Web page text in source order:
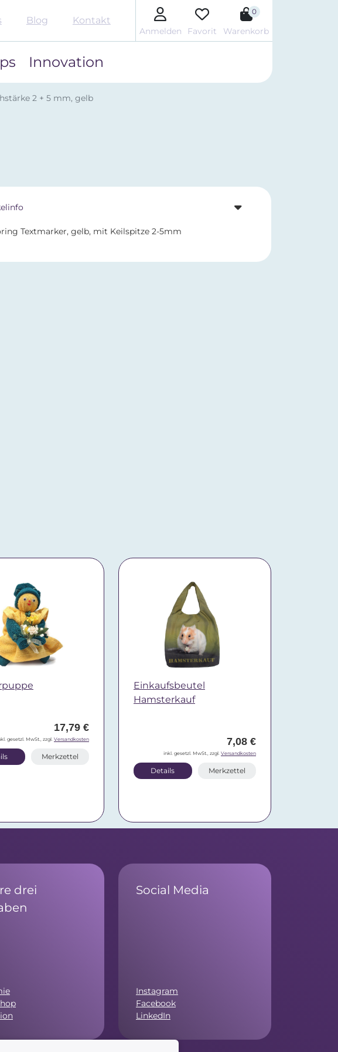
Blog Kontakt
Anmelden Favorit
0
Warenkorb
Innovation
2 + 5 mm, gelb
Textmarker, gelb, mit Keilspitze 2-5mm
17,79 €
gesetzl. MwSt., zzgl.Versandkosten
Merkzettel
Einkaufsbeutel
Hamsterkauf
7,08 €
inkl. gesetzl. MwSt., zzgl. Versandkosten
Details Merkzettel
drei
Social Media
Instagram
Facebook
LinkedIn